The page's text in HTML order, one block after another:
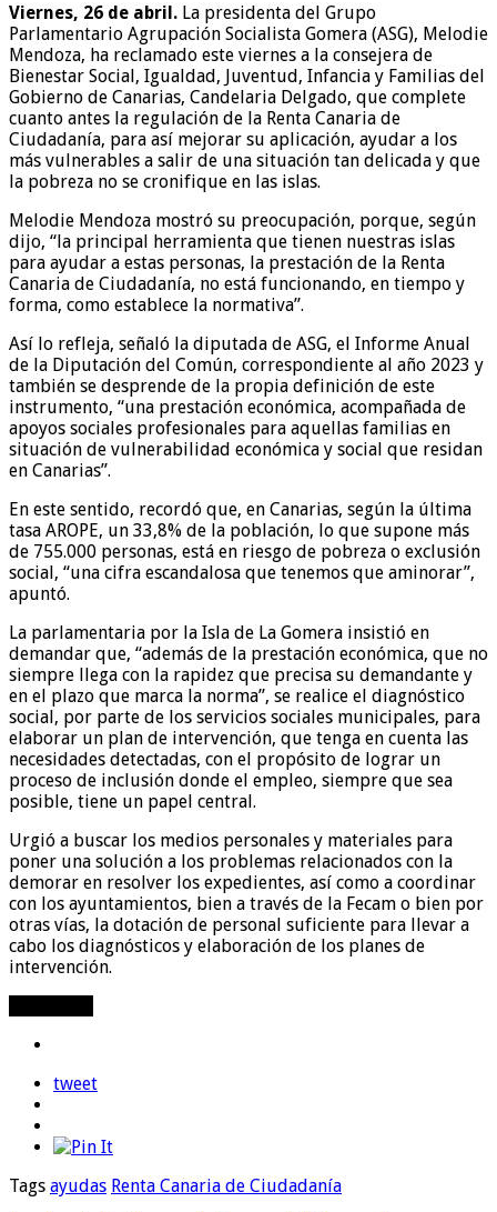
Viernes, 26 de abril. La presidenta del Grupo
Parlamentario Agrupación Socialista Gomera (ASG), Melodie
Mendoza, ha reclamado este viernes a la consejera de
Bienestar Social, Igualdad, Juventud, Infancia y Familias del
Gobierno de Canarias, Candelaria Delgado, que complete
cuanto antes la regulación de la Renta Canaria de
Ciudadanía, para así mejorar su aplicación, ayudar a los
más vulnerables a salir de una situación tan delicada y que
la pobreza no se cronifique en las islas.
Melodie Mendoza mostró su preocupación, porque, según
dijo, “la principal herramienta que tienen nuestras islas
para ayudar a estas personas, la prestación de la Renta
Canaria de Ciudadanía, no está funcionando, en tiempo y
forma, como establece la normativa”.
Así lo refleja, señaló la diputada de ASG, el Informe Anual
de la Diputación del Común, correspondiente al año 2023 y
también se desprende de la propia definición de este
instrumento, “una prestación económica, acompañada de
apoyos sociales profesionales para aquellas familias en
situación de vulnerabilidad económica y social que residan
en Canarias”.
En este sentido, recordó que, en Canarias, según la última
tasa AROPE, un 33,8% de la población, lo que supone más
de 755.000 personas, está en riesgo de pobreza o exclusión
social, “una cifra escandalosa que tenemos que aminorar”,
apuntó.
La parlamentaria por la Isla de La Gomera insistió en
demandar que, “además de la prestación económica, que no
siempre llega con la rapidez que precisa su demandante y
en el plazo que marca la norma”, se realice el diagnóstico
social, por parte de los servicios sociales municipales, para
elaborar un plan de intervención, que tenga en cuenta las
necesidades detectadas, con el propósito de lograr un
proceso de inclusión donde el empleo, siempre que sea
posible, tiene un papel central.
Urgió a buscar los medios personales y materiales para
poner una solución a los problemas relacionados con la
demorar en resolver los expedientes, así como a coordinar
con los ayuntamientos, bien a través de la Fecam o bien por
otras vías, la dotación de personal suficiente para llevar a
cabo los diagnósticos y elaboración de los planes de
intervención.
tweet
Tags ayudas Renta Canaria de Ciudadanía